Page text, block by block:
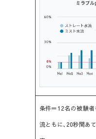
条件＝12名の被験
流ともに､20秒間あ